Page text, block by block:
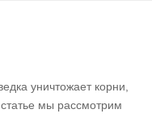
уничтожает корни,
мы рассмотрим